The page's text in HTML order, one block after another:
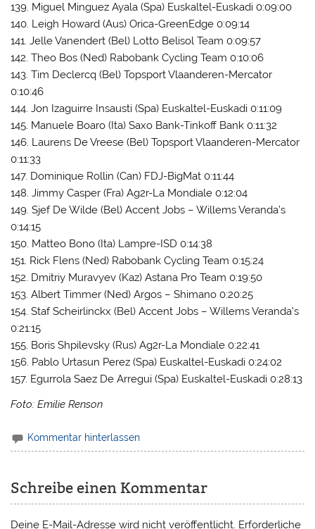
139. Miguel Minguez Ayala (Spa) Euskaltel-Euskadi 0:09:00
140. Leigh Howard (Aus) Orica-GreenEdge 0:09:14
141. Jelle Vanendert (Bel) Lotto Belisol Team 0:09:57
142. Theo Bos (Ned) Rabobank Cycling Team 0:10:06
143. Tim Declercq (Bel) Topsport Vlaanderen-Mercator
0:10:46
144. Jon Izaguirre Insausti (Spa) Euskaltel-Euskadi 0:11:09
145. Manuele Boaro (Ita) Saxo Bank-Tinkoff Bank 0:11:32
146. Laurens De Vreese (Bel) Topsport Vlaanderen-Mercator
0:11:33
147. Dominique Rollin (Can) FDJ-BigMat 0:11:44
148. Jimmy Casper (Fra) Ag2r-La Mondiale 0:12:04
149. Sjef De Wilde (Bel) Accent Jobs – Willems Veranda’s
0:14:15
150. Matteo Bono (Ita) Lampre-ISD 0:14:38
151. Rick Flens (Ned) Rabobank Cycling Team 0:15:24
152. Dmitriy Muravyev (Kaz) Astana Pro Team 0:19:50
153. Albert Timmer (Ned) Argos – Shimano 0:20:25
154. Staf Scheirlinckx (Bel) Accent Jobs – Willems Veranda’s
0:21:15
155. Boris Shpilevsky (Rus) Ag2r-La Mondiale 0:22:41
156. Pablo Urtasun Perez (Spa) Euskaltel-Euskadi 0:24:02
157. Egurrola Saez De Arregui (Spa) Euskaltel-Euskadi 0:28:13
Foto: Emilie Renson
Kommentar hinterlassen
Schreibe einen Kommentar
Deine E-Mail-Adresse wird nicht veröffentlicht. Erforderliche